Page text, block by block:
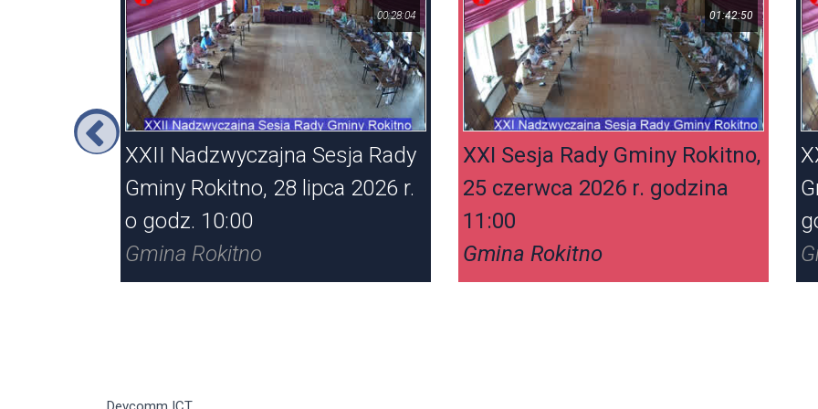
00:28:04
XXII Nadzwyczajna Sesja Rady
Gminy Rokitno, 28 lipca 2026 r.
o godz. 10:00
Gmina Rokitno
01:42:50
XXI Sesja Rady Gminy Rokitno,
25 czerwca 2026 r. godzina
11:00
Gmina Rokitno